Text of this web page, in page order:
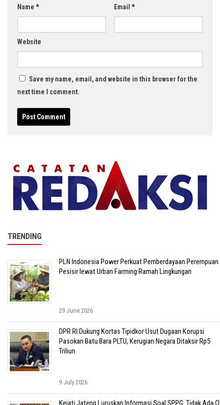
Name * Email *
Website
Save my name, email, and website in this browser for the
next time I comment.
TRENDING
PLN Indonesia Power Perkuat Pemberdayaan Perempuan
Pesisir lewat Urban Farming Ramah Lingkungan
29 June 2026
DPR RI Dukung Kortas Tipidkor Usut Dugaan Korupsi
Pasokan Batu Bara PLTU, Kerugian Negara Ditaksir Rp5
Triliun
9 July 2026
Kejati Jateng Luruskan Informasi Soal SPPG: Tidak Ada